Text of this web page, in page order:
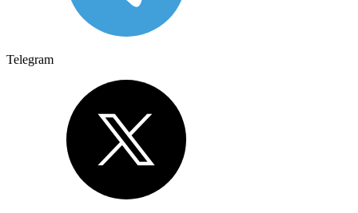
Telegram